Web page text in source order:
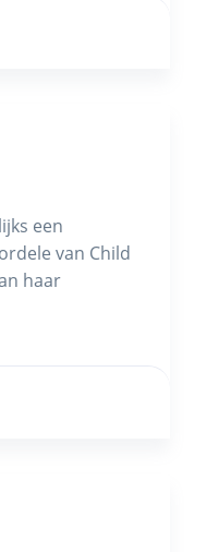
een
van Child
haar